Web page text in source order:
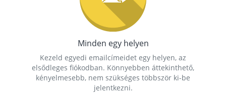
Minden egy helyen
Kezeld egyedi emailcímeidet egy helyen, az
elsődleges fiókodban. Könnyebben áttekinthető,
kényelmesebb, nem szükséges többször ki-be
jelentkezni.